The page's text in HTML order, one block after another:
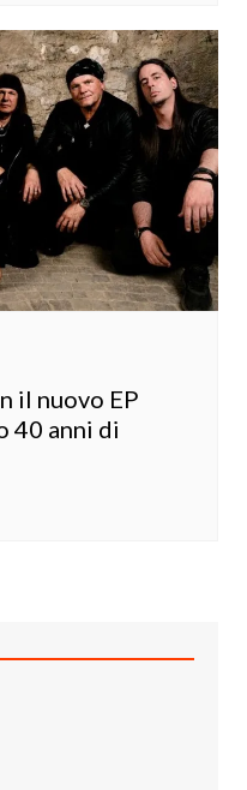
il nuovo EP
40 anni di